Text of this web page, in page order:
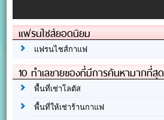
แฟรนไชส์ยอดนิยม
แฟรนไชส์กาแฟ
10 ทำเลขายของที่มีการค้นหามากที่สุด
พื้นที่เช่าโลตัส
พื้นที่ให้เช่าร้านกาแฟ